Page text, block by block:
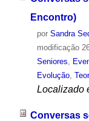
Encontro)
por Sandra
modificação
Seniores
Evolução,
Localizado
Conversas